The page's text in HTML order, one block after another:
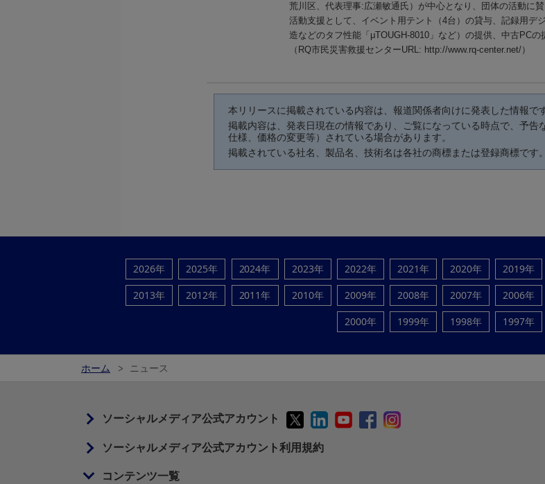
荒川区、代表理事:広瀬敏通氏）が中心となり、団体の活動に
活動支援として、イベント用テント（4台）の貸与、記録用デ
造などのタフ性能「μTOUGH-8010」など）の提供、中古PCの
（RQ市民災害救援センターURL: http://www.rq-center.net/）
本リリースに掲載されている内容は、報道関係者向けに発表した情報です
掲載内容は、発表日現在の情報であり、ご覧になっている時点で、予告
仕様、価格の変更等）されている場合があります。
掲載されている社名、製品名、技術名は各社の商標または登録商標です。
2026年 2025年 2024年 2023年 2022年 2021年 2020年 2019年
2013年
2012年 2011年 2010年 2009年 2008年 2007年 2006年
2000年
1999年 1998年 1997年
ホーム ニュース
ソーシャルメディア公式アカウント
ソーシャルメディア公式アカウント利用規約
コンテンツ一覧